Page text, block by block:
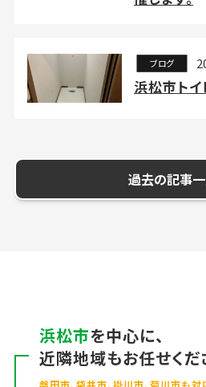
ブログ
浜松市ト
過去の記事
浜松市を中心に、
近隣地域もお任せくだ
磐田市、袋井市、掛川市、菊川市も対